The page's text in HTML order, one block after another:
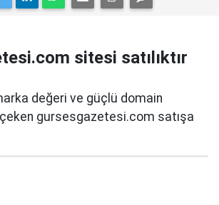
sitesi satılıktır
değeri ve güçlü domain
çeken gursesgazetesi.com satışa